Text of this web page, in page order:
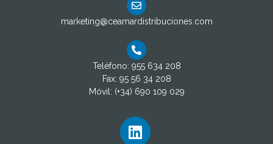
marketing@ceamardistribuciones.com
Teléfono: 955 634 208
Fax: 95 56 34 208
Móvil: (+34) 690 109 029